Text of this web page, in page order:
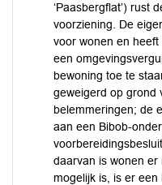
‘Paasbergflat’) rust
voorziening. De
voor wonen en
een
bewoning toe te
geweigerd op grond
belemmeringen; de
aan een Bibob-
daarvan is wonen
mogelijk is, is er een